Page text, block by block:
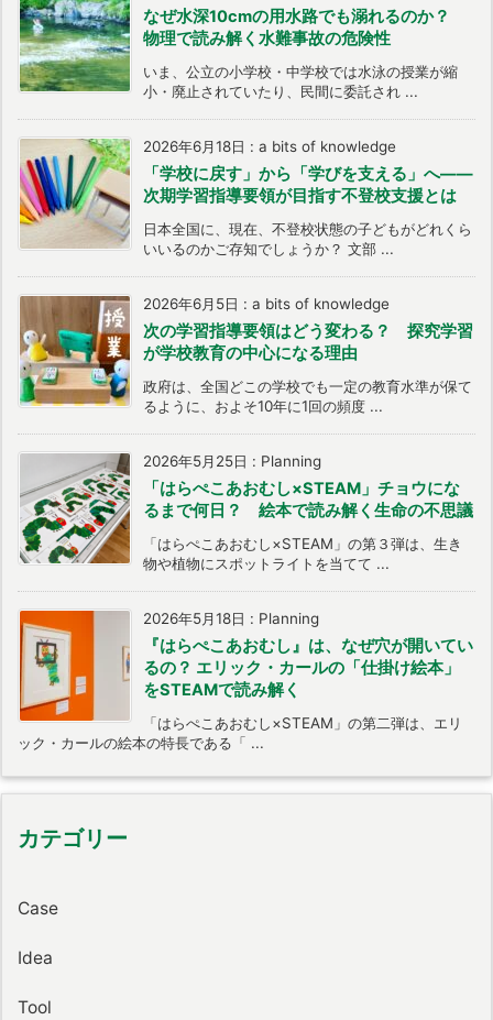
なぜ水深10cmの用水路でも溺れるのか？
物理で読み解く水難事故の危険性
いま、公立の小学校・中学校では水泳の授業が縮
小・廃止されていたり、民間に委託され ...
2026年6月18日 : a bits of knowledge
「学校に戻す」から「学びを支える」へ――
次期学習指導要領が目指す不登校支援とは
日本全国に、現在、不登校状態の子どもがどれくら
いいるのかご存知でしょうか？ 文部 ...
2026年6月5日 : a bits of knowledge
次の学習指導要領はどう変わる？ 探究学習
が学校教育の中心になる理由
政府は、全国どこの学校でも一定の教育水準が保て
るように、およそ10年に1回の頻度 ...
2026年5月25日 : Planning
「はらぺこあおむし×STEAM」チョウにな
るまで何日？ 絵本で読み解く生命の不思議
「はらぺこあおむし×STEAM」の第３弾は、生き
物や植物にスポットライトを当てて ...
2026年5月18日 : Planning
『はらぺこあおむし』は、なぜ穴が開いてい
るの？ エリック・カールの「仕掛け絵本」
をSTEAMで読み解く
「はらぺこあおむし×STEAM」の第二弾は、エリ
ック・カールの絵本の特長である「 ...
カテゴリー
Case
Idea
Tool